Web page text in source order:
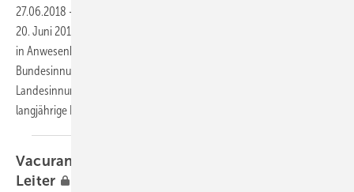
27.06.2018 -
20. Juni 2018 Studienrat Dieter Schmidt im Rahmen einer Feierstunde
in Anwesenheit des Kollegiums verabschiedet. Anwesend waren auch
Bundesinnungsmeister Heribert Baumeister und
Landesinnungsmeister Rainer Bertuleit, die Dieter Schmidt für das
langjährige Engagement für den Berufsstand
Vacurant
Leiter